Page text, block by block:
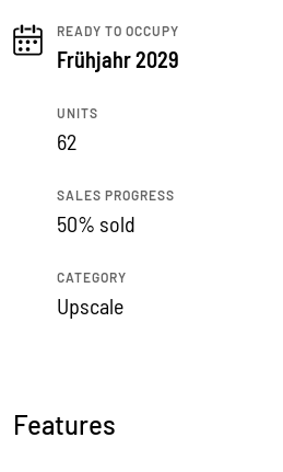
READY TO OCCUPY
Frühjahr 2029
UNITS
62
SALES PROGRESS
50% sold
CATEGORY
Upscale
Features